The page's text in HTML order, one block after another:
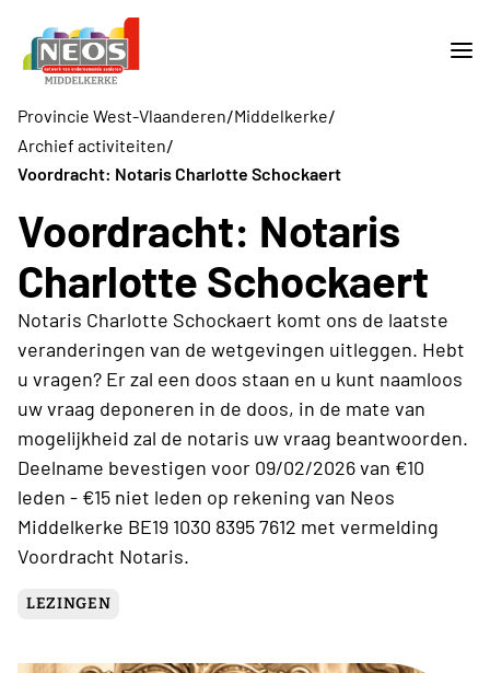
Provincie West-Vlaanderen/Middelkerke/
Archief activiteiten/
Voordracht: Notaris Charlotte Schockaert
Voordracht: Notaris
Charlotte Schockaert
Notaris Charlotte Schockaert komt ons de laatste
veranderingen van de wetgevingen uitleggen. Hebt
u vragen? Er zal een doos staan en u kunt naamloos
uw vraag deponeren in de doos, in de mate van
mogelijkheid zal de notaris uw vraag beantwoorden.
Deelname bevestigen voor 09/02/2026 van €10
leden - €15 niet leden op rekening van Neos
Middelkerke BE19 1030 8395 7612 met vermelding
Voordracht Notaris.
LEZINGEN